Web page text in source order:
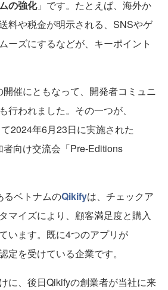
の強化」です。たとえば、海外か
料や税金が明示される、SNSやゲ
ーズにするなどが、キーポイント
催にともなって、開発者コミュニ
行われました。その一つが、
2024年6月23日に実施された
者向け交流会「Pre-Editions
ベトナムのQikifyは、チェックア
マイズにより、顧客満足度と購入
います。既に4つのアプリが
定を受けている企業です。
に、後日Qikifyの創業者が当社に来